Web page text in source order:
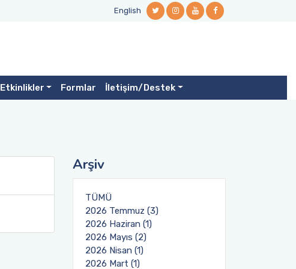
English
Etkinlikler Formlar İletişim/Destek
Arşiv
TÜMÜ
2026 Temmuz (3)
2026 Haziran (1)
2026 Mayıs (2)
2026 Nisan (1)
2026 Mart (1)